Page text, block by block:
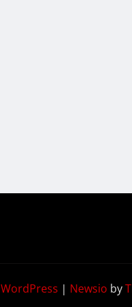
WordPress | Newsio by